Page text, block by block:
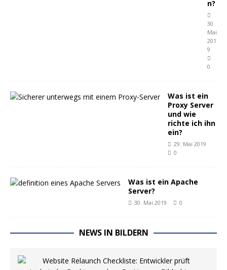
n?
30.
Mai
201
9
0
Was ist ein
Proxy Server
und wie
richte ich ihn
ein?
29. Mai 2019
0
Was ist ein Apache
Server?
30. Mai 2019 0
NEWS IN BILDERN